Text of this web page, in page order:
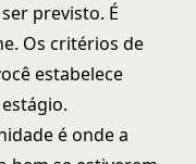
previsto. É
Os critérios de
estabelece
é onde a